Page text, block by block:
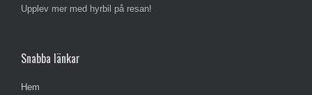
Upplev mer med hyrbil på resan!
Snabba länkar
Hem